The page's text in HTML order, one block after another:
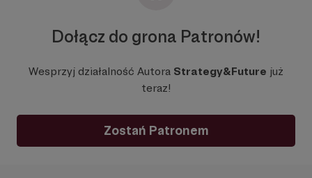
Dołącz do grona Patronów!
Wesprzyj działalność Autora Strategy&Future już
teraz!
Zostań Patronem